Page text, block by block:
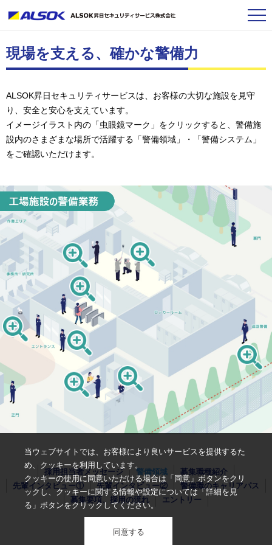
現場を支える、確かな警備力
ALSOK昇日セキュリティサービスは、お客様の大切な施設を見守
り、安全と安心を支えています。
イメージイラスト内の「虫眼鏡マーク」をクリックすると、警備施
設内のさまざまな場所で活躍する「警備領域」・「警備システム」
をご確認いただけます。
採用担当者メッセージ 警備領域
募集職種紹介
先輩インタビュー①
先輩インタビュー②
警備職のキャリアパス
募集要項、採用の流れ
エントリー
当ウェブサイトでは、お客様により良いサービスを提供するた
め、クッキーを利用しています。
クッキーの使用に同意いただける場合は「同意」ボタンをクリ
ックし、クッキーに関する情報や設定については「詳細を見
る」ボタンをクリックしてください。
同意する